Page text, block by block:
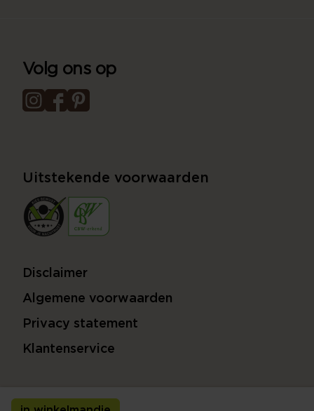
Volg ons op
Uitstekende voorwaarden
Disclaimer
Algemene voorwaarden
Privacy statement
Klantenservice